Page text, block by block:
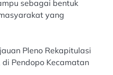
sebagai bentuk
yang
Pleno Rekapitulasi
Pendopo Kecamatan